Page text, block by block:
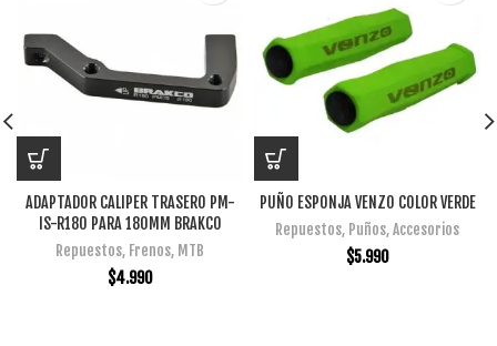
ADAPTADOR CALIPER TRASERO PM-
IS-R180 PARA 180MM BRAKCO
Repuestos, Frenos, MTB
$4.990
PUÑO ESPONJA VENZO COLOR VERDE
Repuestos, Puños,Accesorios
$5.990